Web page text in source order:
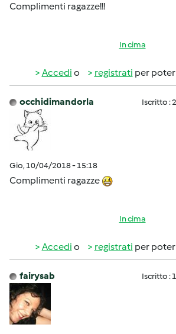
Complimenti ragazze!!!
In cima
Accedi o registrati per
occhidimandorla Iscritto :
Gio, 10/04/2018 - 15:18
Complimenti ragazze
In cima
Accedi o registrati per
fairysab Iscritto :